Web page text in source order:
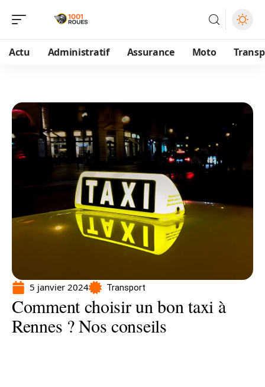
Actu Administratif Assurance Moto
5 janvier 2024 Transport
Comment choisir un bon taxi à
Rennes ? Nos conseils